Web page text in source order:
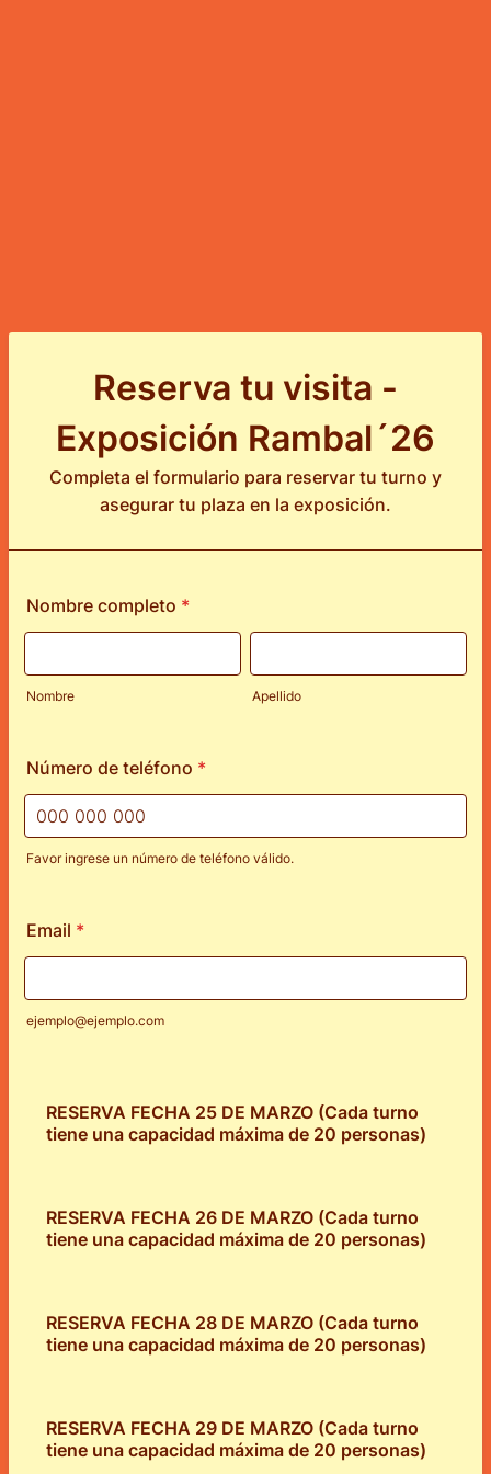
Reserva tu visita -
Exposición Rambal´26
Completa el formulario para reservar tu turno y
asegurar tu plaza en la exposición.
Nombre completo *
Nombre Apellido
Número de teléfono *
Favor ingrese un número de teléfono válido.
Email *
ejemplo@ejemplo.com
RESERVA FECHA 25 DE MARZO (Cada turno
tiene una capacidad máxima de 20 personas)
RESERVA FECHA 26 DE MARZO (Cada turno
tiene una capacidad máxima de 20 personas)
RESERVA FECHA 28 DE MARZO (Cada turno
tiene una capacidad máxima de 20 personas)
RESERVA FECHA 29 DE MARZO (Cada turno
tiene una capacidad máxima de 20 personas)